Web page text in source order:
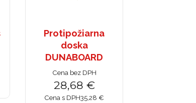
Protipožiarna
doska
DUNABOARD
Cena bez DPH
28,68 €
Cena s DPH35,28 €